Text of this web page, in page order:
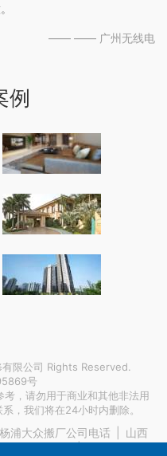
—— —— 广州无线电
例
限公司 Rights Reserved.
号
，请勿用于商业和其他非法用
，我们将在24小时内删除。
杨浦大众搬厂公司电话
山西